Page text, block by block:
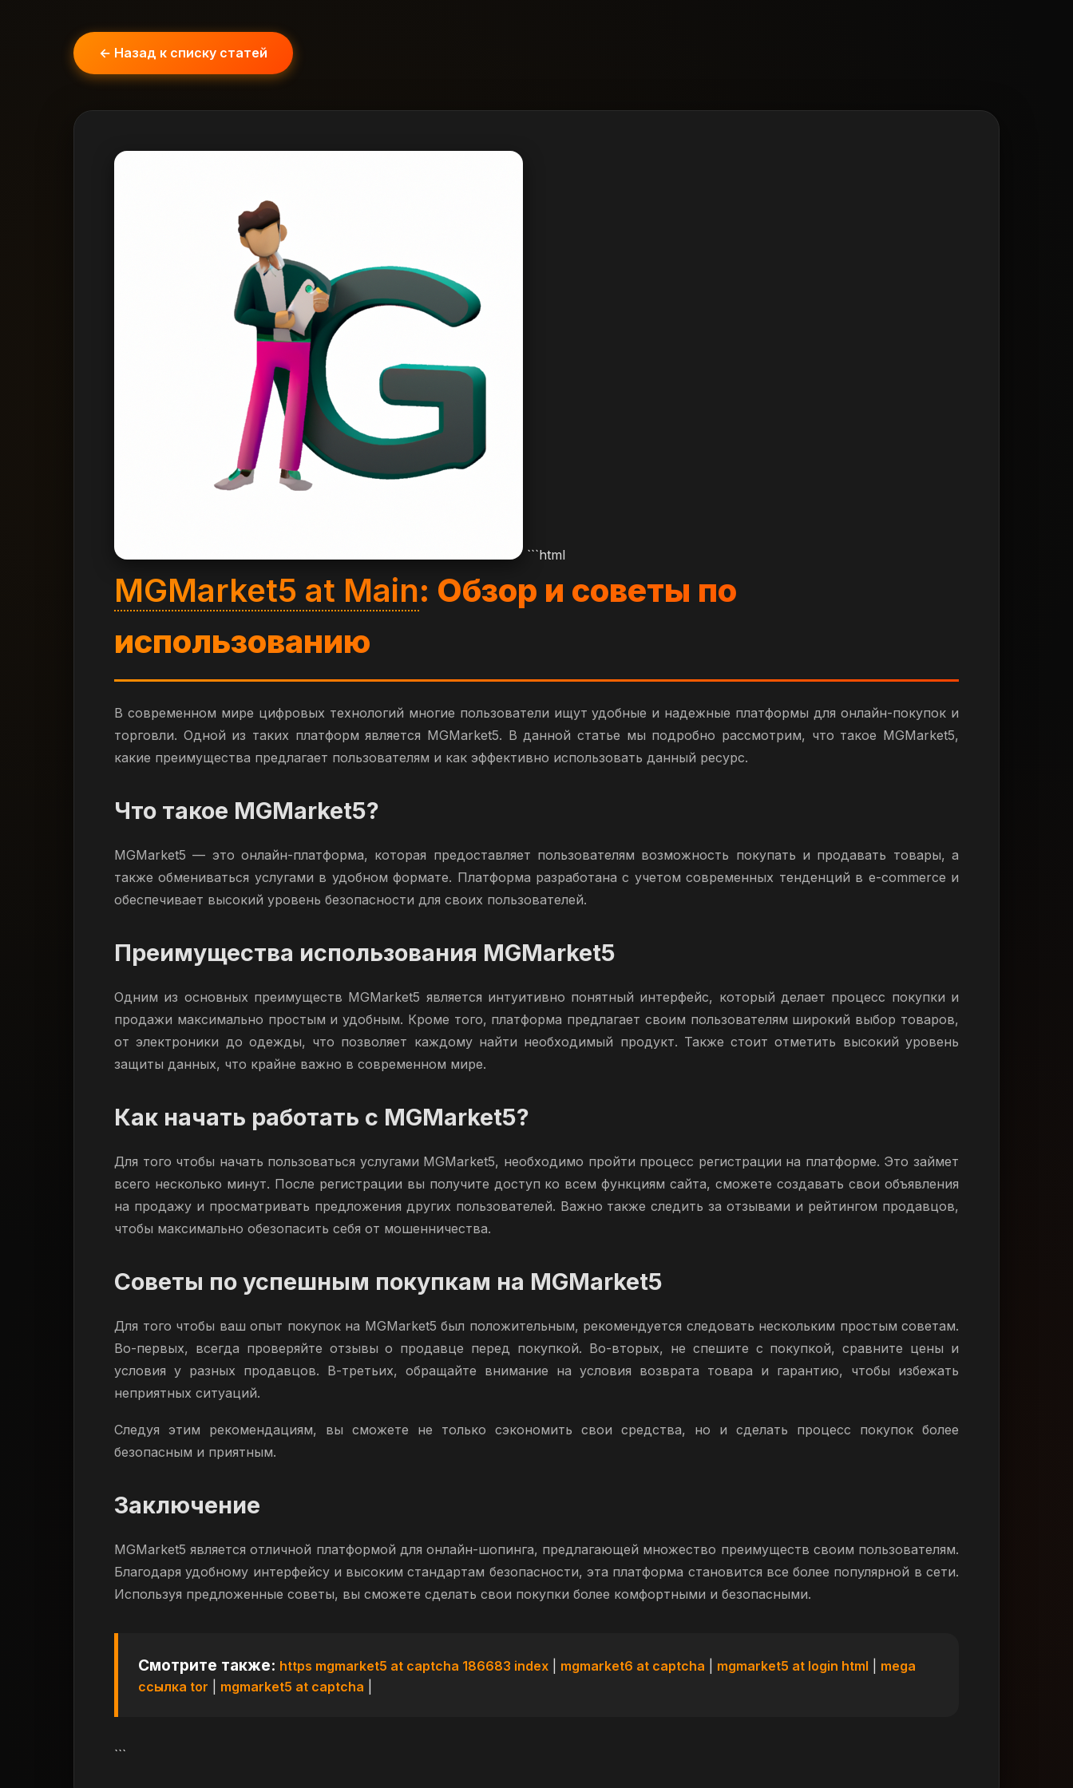
← Назад к списку статей
```html
MGMarket5 at Main: Обзор и советы по
использованию
В современном мире цифровых технологий многие пользователи ищут удобные и надежные платформы для онлайн-покупок и
торговли. Одной из таких платформ является MGMarket5. В данной статье мы подробно рассмотрим, что такое MGMarket5,
какие преимущества предлагает пользователям и как эффективно использовать данный ресурс.
Что такое MGMarket5?
MGMarket5 — это онлайн-платформа, которая предоставляет пользователям возможность покупать и продавать товары, а
также обмениваться услугами в удобном формате. Платформа разработана с учетом современных тенденций в e-commerce и
обеспечивает высокий уровень безопасности для своих пользователей.
Преимущества использования MGMarket5
Одним из основных преимуществ MGMarket5 является интуитивно понятный интерфейс, который делает процесс покупки и
продажи максимально простым и удобным. Кроме того, платформа предлагает своим пользователям широкий выбор товаров,
от электроники до одежды, что позволяет каждому найти необходимый продукт. Также стоит отметить высокий уровень
защиты данных, что крайне важно в современном мире.
Как начать работать с MGMarket5?
Для того чтобы начать пользоваться услугами MGMarket5, необходимо пройти процесс регистрации на платформе. Это займет
всего несколько минут. После регистрации вы получите доступ ко всем функциям сайта, сможете создавать свои объявления
на продажу и просматривать предложения других пользователей. Важно также следить за отзывами и рейтингом продавцов,
чтобы максимально обезопасить себя от мошенничества.
Советы по успешным покупкам на MGMarket5
Для того чтобы ваш опыт покупок на MGMarket5 был положительным, рекомендуется следовать нескольким простым советам.
Во-первых, всегда проверяйте отзывы о продавце перед покупкой. Во-вторых, не спешите с покупкой, сравните цены и
условия у разных продавцов. В-третьих, обращайте внимание на условия возврата товара и гарантию, чтобы избежать
неприятных ситуаций.
Следуя этим рекомендациям, вы сможете не только сэкономить свои средства, но и сделать процесс покупок более
безопасным и приятным.
Заключение
MGMarket5 является отличной платформой для онлайн-шопинга, предлагающей множество преимуществ своим пользователям.
Благодаря удобному интерфейсу и высоким стандартам безопасности, эта платформа становится все более популярной в сети.
Используя предложенные советы, вы сможете сделать свои покупки более комфортными и безопасными.
Смотрите также: https mgmarket5 at captcha 186683 index mgmarket6 at captcha mgmarket5 at login html
mega
ссылка tor
mgmarket5 at captcha
```